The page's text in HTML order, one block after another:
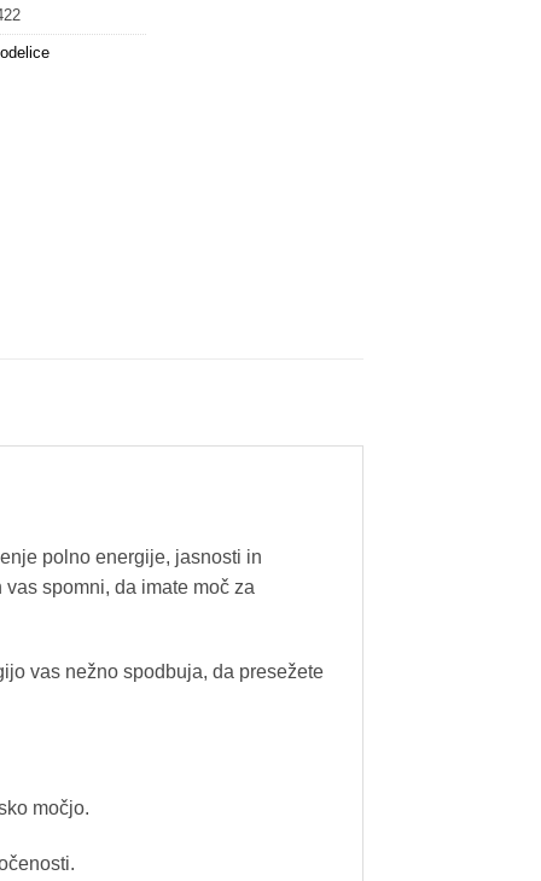
polno energije, jasnosti in
spomni, da imate moč za
vas nežno spodbuja, da presežete
močjo.